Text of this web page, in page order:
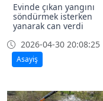
Evinde çıkan yangını
söndürmek isterken
yanarak can verdi
2026-04-30 20:08:25
Asayiş